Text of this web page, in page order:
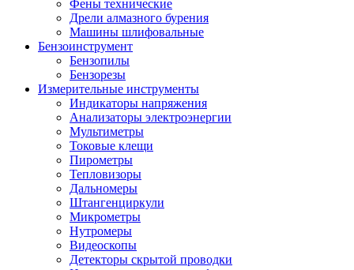
Фены технические
Дрели алмазного бурения
Машины шлифовальные
Бензоинструмент
Бензопилы
Бензорезы
Измерительные инструменты
Индикаторы напряжения
Анализаторы электроэнергии
Мультиметры
Токовые клещи
Пирометры
Тепловизоры
Дальномеры
Штангенциркули
Микрометры
Нутромеры
Видеоскопы
Детекторы скрытой проводки